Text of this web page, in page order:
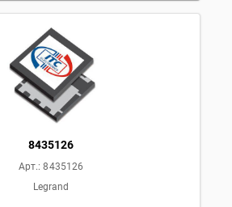
8435126
Арт.:8435126
Legrand